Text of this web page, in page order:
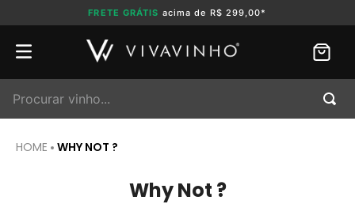
FRETE GRÁTIS acima de R$ 299,00*
WHY NOT ?
Why Not ?